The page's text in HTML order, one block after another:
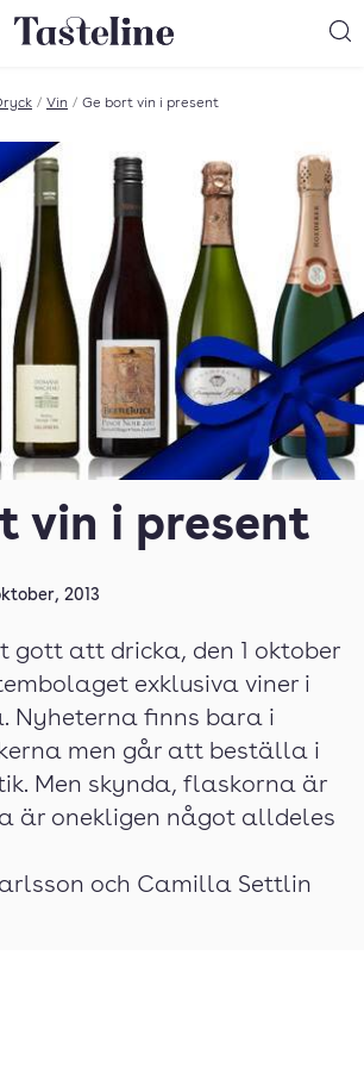
Till Tastelines startsida
/ Vin / Ge bort vin i present
vin i present
2013
gott att dricka, den 1 oktober
exklusiva viner i
Nyheterna finns bara i
men går att beställa i
Men skynda, flaskorna är
är onekligen något alldeles
och Camilla Settlin